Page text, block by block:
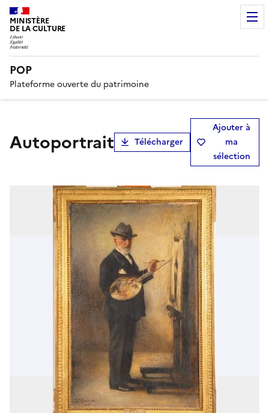
MINISTÈRE
DE LA CULTURE
POP
Plateforme ouverte du patrimoine
Autoportrait Télécharger
Ajouter à
ma
sélection